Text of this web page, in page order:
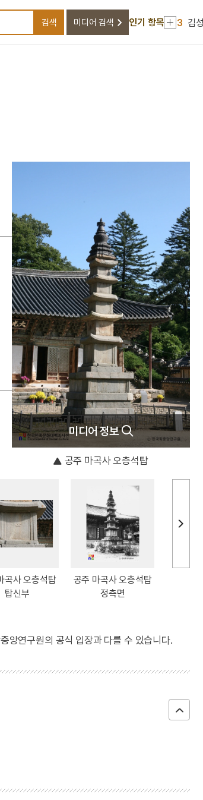
어를 입력하세요
검색 미디어 검색 인기 항목
3 김
4 거
중
2 고
3 김성
4 거금
5 고수
6 수양
7 중
8
부적
9 잔
10
미디어 정보
공주 마곡사 오층석탑
곡사 오층석탑
탑신부
공주 마곡사 오층석탑
정측면
앙연구원의 공식 입장과 다를 수 있습니다.